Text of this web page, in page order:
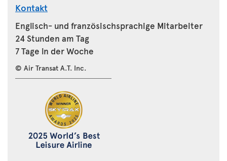
Kontakt
Englisch- und französischsprachige Mitarbeiter
24 Stunden am Tag
7 Tage in der Woche
© Air Transat A.T. Inc.